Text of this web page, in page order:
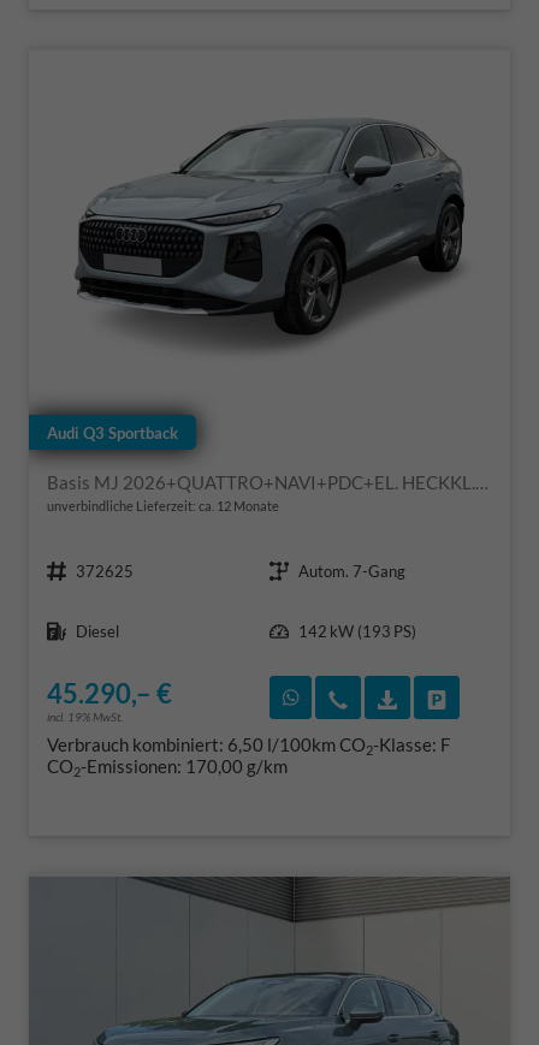
Audi Q3 Sportback
Basis MJ 2026+QUATTRO+NAVI+PDC+EL. HECKKL.+LED+17 LM
unverbindliche Lieferzeit: ca. 12 Monate
372625
Autom. 7-Gang
Diesel
142 kW (193 PS)
45.290,– €
incl. 19% MwSt.
Rückruf vereinbaren
Wir rufen Sie an
Verbrauch kombiniert: 6,50 l/100kmCO2-Klasse: F
CO2-Emissionen: 170,00 g/km